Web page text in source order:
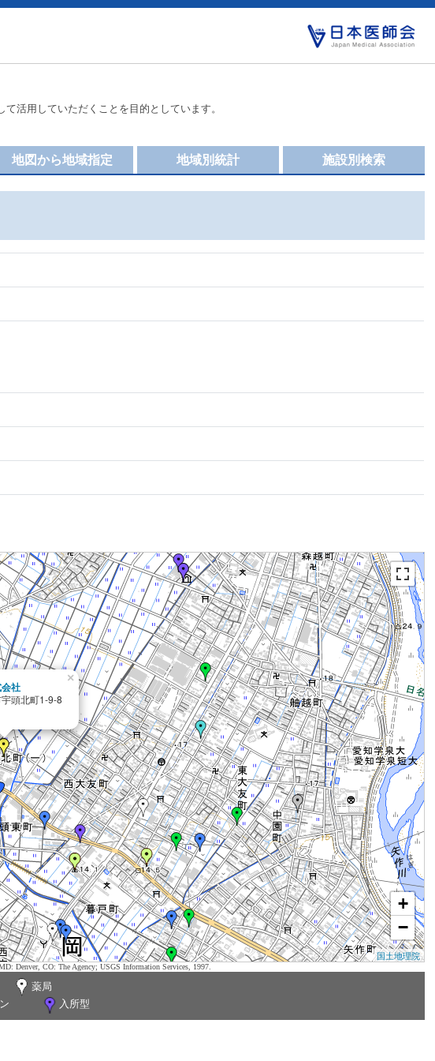
活用していただくことを目的としています。
施設別検索
地域別統計
地図から地域指定
社
頭北町1-9-8
×
+
−
国土地理院
Denver, CO: The Agency; USGS Information Services, 1997.
薬局
入所型